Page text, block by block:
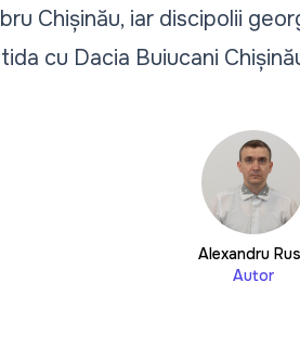
Chișinău, iar discipolii
cu Dacia Buiucani
Alexandru
Autor